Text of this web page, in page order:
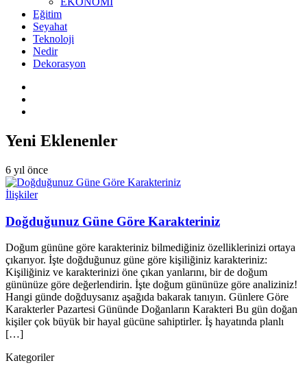
Eğitim
Seyahat
Teknoloji
Nedir
Dekorasyon
Yeni Eklenenler
6 yıl önce
İlişkiler
Doğduğunuz Güne Göre Karakteriniz
Doğum gününe göre karakteriniz bilmediğiniz özelliklerinizi ortaya
çıkarıyor. İşte doğduğunuz güne göre kişiliğiniz karakteriniz:
Kişiliğiniz ve karakterinizi öne çıkan yanlarını, bir de doğum
gününüze göre değerlendirin. İşte doğum gününüze göre analiziniz!
Hangi günde doğduysanız aşağıda bakarak tanıyın. Günlere Göre
Karakterler Pazartesi Gününde Doğanların Karakteri Bu gün doğan
kişiler çok büyük bir hayal gücüne sahiptirler. İş hayatında planlı
[…]
Kategoriler